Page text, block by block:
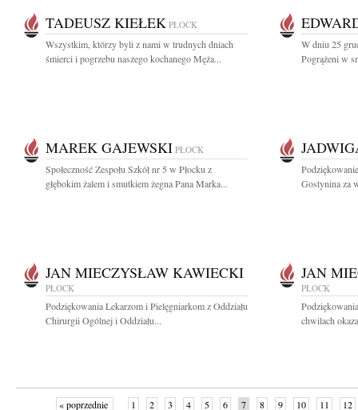
TADEUSZ KIEŁEK PŁOCK
Wszystkim, którzy byli z nami w trudnych dniach
śmierci i pogrzebu naszego kochanego Męża...
W dniu 25
Pogrążeni w
MAREK GAJEWSKI PŁOCK
Społeczność Zespołu Szkół nr 5 w Płocku z
głębokim żalem i smutkiem żegna Pana Marka...
Gostynina za
JAN MIECZYSŁAW KAWIECKI
PŁOCK
Podziękowania Lekarzom i Pielęgniarkom z Oddziału
Chirurgii Ogólnej i Oddziału...
JAN
PŁOCK
chwilach
« poprzednie 1 2 3 4 5 6 7 8 9 10 11 12